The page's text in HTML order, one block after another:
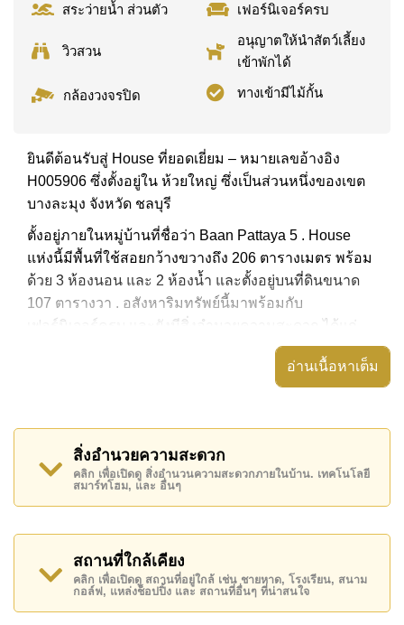
สระว่ายน้ำ ส่วนตัว
เฟอร์นิเจอร์ครบ
วิวสวน
อนุญาตให้นำสัตว์เลี้ยง
เข้าพักได้
กล้องวงจรปิด ทางเข้ามีไม้กั้น
ยินดีต้อนรับสู่ House ที่ยอดเยี่ยม – หมายเลขอ้างอิง
H005906 ซึ่งตั้งอยู่ใน ห้วยใหญ่ ซึ่งเป็นส่วนหนึ่งของเขต
บางละมุง จังหวัด ชลบุรี
ตั้งอยู่ภายในหมู่บ้านที่ชื่อว่า Baan Pattaya 5 . House
แห่งนี้มีพื้นที่ใช้สอยกว้างขวางถึง 206 ตารางเมตร พร้อม
ด้วย 3 ห้องนอน และ 2 ห้องน้ำ และตั้งอยู่บนที่ดินขนาด
107 ตารางวา . อสังหาริมทรัพย์นี้มาพร้อมกับ
เฟอร์นิเจอร์ครบ และยังมีสิ่งอำนวยความสะดวก ได้แก่
สวนส่วนตัว, ตู้เสื้อผ้าแบบวอล์กอิน, ประตูรั่วไฟฟ้า,
อสังหาริมทรัพย์นี้สามารถใช้ สระว่ายน้ำ ส่วนตัว ได้
รักษาความปลอดภัย 24 ชั่วโมง, ทางเข้ามีไม้กั้น, กล้อง
วงจรปิด, ฟิตเนส
สถานที่สำคัญใกล้ Baan Pattaya 5 ได้แก่: ใกล้ทางด่วน
มอเตอร์เวย์หรือทางหลวง , Columbia Pictures
Gardens , สยามคันทรีคลับ (สนามเก่า ไร่ ริมน้ำ และโรล
ลิ่งฮิลส์), ฟีนิกซ์ โกลด์ , รพ.กรุงเทพพัทยา, รพ.กรุงเทพ
จอมเทียน
อ่านเนื้อหาเต็ม
สิ่งอำนวยความสะดวก
คลิก เพื่อเปิดดู สิ่งอำนวนความสะดวกภายในบ้าน. เทคโนโลยี
สมาร์ทโฮม, และ อื่นๆ
สถานที่ใกล้เคียง
คลิก เพื่อเปิดดู สถานที่อยู่ใกล้ เช่น ชายหาด, โรงเรียน, สนาม
กอล์ฟ, แหล่งช็อปปิ้ง และ สถานที่อื่นๆ ที่น่าสนใจ